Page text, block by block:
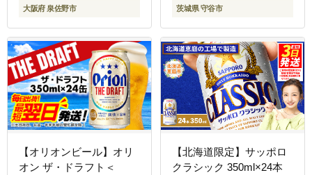
大阪府 泉佐野市 茨城県 守谷市
【オリオンビール】オリ
オン ザ・ドラフト＜
【北海道限定】サッポロ
クラシック 350ml×24本